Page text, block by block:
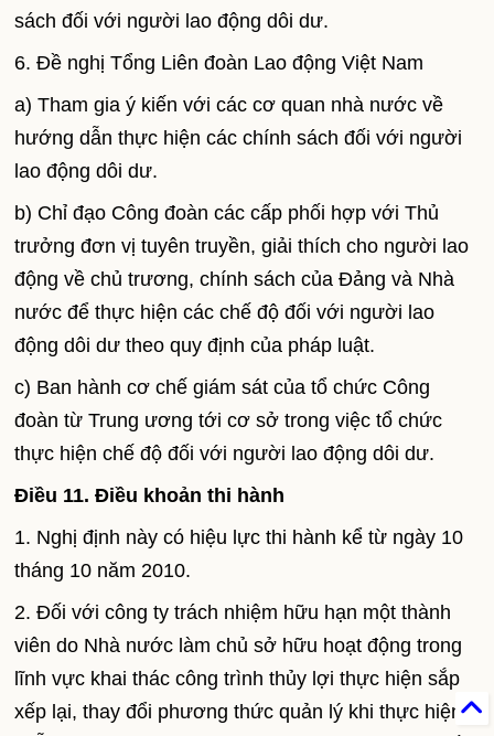
sách đối với người lao động dôi dư.
6. Đề nghị Tổng Liên đoàn Lao động Việt Nam
a) Tham gia ý kiến với các cơ quan nhà nước về
hướng dẫn thực hiện các chính sách đối với người
lao động dôi dư.
b) Chỉ đạo Công đoàn các cấp phối hợp với Thủ
trưởng đơn vị tuyên truyền, giải thích cho người lao
động về chủ trương, chính sách của Đảng và Nhà
nước để thực hiện các chế độ đối với người lao
động dôi dư theo quy định của pháp luật.
c) Ban hành cơ chế giám sát của tổ chức Công
đoàn từ Trung ương tới cơ sở trong việc tổ chức
thực hiện chế độ đối với người lao động dôi dư.
Điều 11. Điều khoản thi hành
1. Nghị định này có hiệu lực thi hành kể từ ngày 10
tháng 10 năm 2010.
2. Đối với công ty trách nhiệm hữu hạn một thành
viên do Nhà nước làm chủ sở hữu hoạt động trong
lĩnh vực khai thác công trình thủy lợi thực hiện sắp
xếp lại, thay đổi phương thức quản lý khi thực hiện